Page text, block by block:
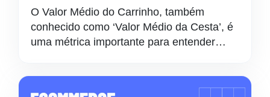
O Valor Médio do Carrinho, também
conhecido como ‘Valor Médio da Cesta’, é
uma métrica importante para entender…